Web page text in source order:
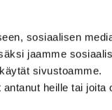
sosiaalisen
jaamme
sivustoamme.
heille tai joita